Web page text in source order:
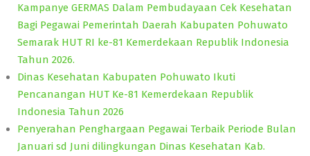
Kampanye GERMAS Dalam Pembudayaan Cek Kesehatan
Bagi Pegawai Pemerintah Daerah Kabupaten Pohuwato
Semarak HUT RI ke-81 Kemerdekaan Republik Indonesia
Tahun 2026.
Dinas Kesehatan Kabupaten Pohuwato Ikuti
Pencanangan HUT Ke-81 Kemerdekaan Republik
Indonesia Tahun 2026
Penyerahan Penghargaan Pegawai Terbaik Periode Bulan
Januari sd Juni dilingkungan Dinas Kesehatan Kab.